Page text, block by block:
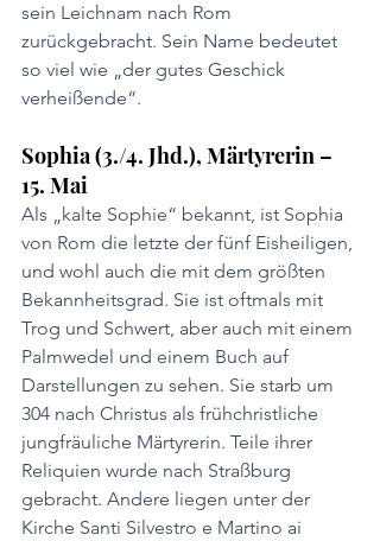
sein Leichnam nach Rom
zurückgebracht. Sein Name bedeutet
so viel wie „der gutes Geschick
verheißende“.
Sophia (3./4. Jhd.), Märtyrerin –
15. Mai
Als „kalte Sophie“ bekannt, ist Sophia
von Rom die letzte der fünf Eisheiligen,
und wohl auch die mit dem größten
Bekannheitsgrad. Sie ist oftmals mit
Trog und Schwert, aber auch mit einem
Palmwedel und einem Buch auf
Darstellungen zu sehen. Sie starb um
304 nach Christus als frühchristliche
jungfräuliche Märtyrerin. Teile ihrer
Reliquien wurde nach Straßburg
gebracht. Andere liegen unter der
Kirche Santi Silvestro e Martino ai